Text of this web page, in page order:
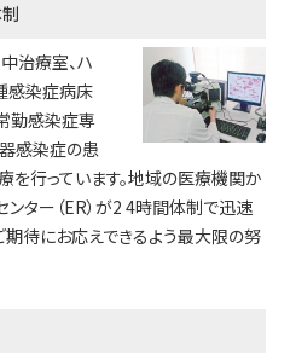
治療室、ハ
感染症病床
勤感染症専
感染症の患
行っています。地域の医療機関か
ター（ER）が2 4時間体制で迅速
期待にお応えできるよう最大限の努